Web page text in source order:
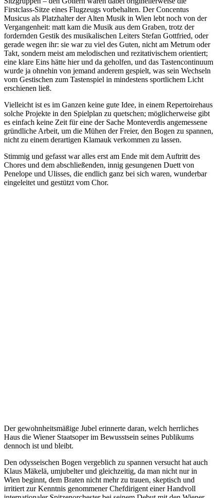
Firstclass-Sitze eines Flugzeugs vorbehalten. Der Concentus
Musicus als Platzhalter der Alten Musik in Wien lebt noch von der
Vergangenheit: matt kam die Musik aus dem Graben, trotz der
fordernden Gestik des musikalischen Leiters Stefan Gottfried, oder
gerade wegen ihr: sie war zu viel des Guten, nicht am Metrum oder
Takt, sondern meist am melodischen und rezitativischem orientiert;
eine klare Eins hätte hier und da geholfen, und das Tastencontinuum
wurde ja ohnehin von jemand anderem gespielt, was sein Wechseln
vom Gestischen zum Tastenspiel in mindestens sportlichem Licht
erschienen ließ.
Vielleicht ist es im Ganzen keine gute Idee, in einem Repertoirehaus
solche Projekte in den Spielplan zu quetschen; möglicherweise gibt
es einfach keine Zeit für eine der Sache Monteverdis angemessene
gründliche Arbeit, um die Mühen der Freier, den Bogen zu spannen,
nicht zu einem derartigen Klamauk verkommen zu lassen.
Stimmig und gefasst war alles erst am Ende mit dem Auftritt des
Chores und dem abschließenden, innig gesungenen Duett von
Penelope und Ulisses, die endlich ganz bei sich waren, wunderbar
eingeleitet und gestützt vom Chor.
Der gewohnheitsmäßige Jubel erinnerte daran, welch herrliches
Haus die Wiener Staatsoper im Bewusstsein seines Publikums
dennoch ist und bleibt.
Den odysseischen Bogen vergeblich zu spannen versucht hat auch
Klaus Mäkelä, umjubelter und gleichzeitig, da man nicht nur in
Wien beginnt, dem Braten nicht mehr zu trauen, skeptisch und
irritiert zur Kenntnis genommener Chefdirigent einer Handvoll